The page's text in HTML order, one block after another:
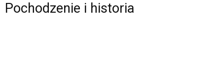
Pochodzenie i historia